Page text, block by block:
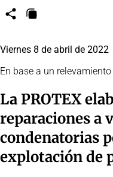
CompartirCopiar
Viernes 8 de abril de 2022
En base a un
La PROTEX
reparaciones a
condenatorias
explotación de